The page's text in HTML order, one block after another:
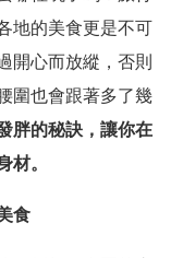
地的美食更是不可
開心而放縱，否則
圍也會跟著多了幾
胖的秘訣，讓你在
材。
食